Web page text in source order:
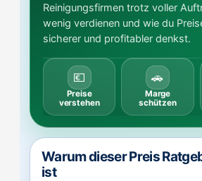
Reinigungsfirmen trotz voller
wenig verdienen und wie du
sicherer und profitabler denkst.
💶
Preise
verstehen
🚗
Marge
schützen
Warum dieser Preis
ist